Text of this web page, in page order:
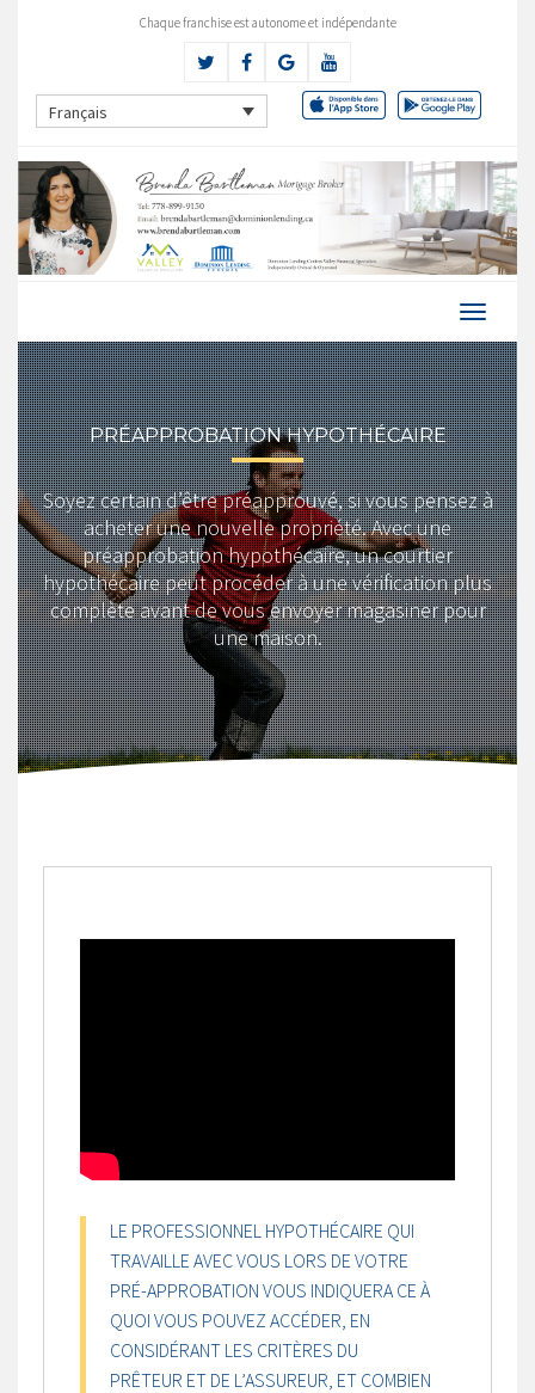
Chaque franchise est autonome et indépendante
Français
PRÉAPPROBATION HYPOTHÉCAIRE
Soyez certain d’être préapprouvé, si vous pensez à
acheter une nouvelle propriété. Avec une
préapprobation hypothécaire, un courtier
hypothécaire peut procéder à une vérification plus
complète avant de vous envoyer magasiner pour
une maison.
LE PROFESSIONNEL HYPOTHÉCAIRE QUI
TRAVAILLE AVEC VOUS LORS DE VOTRE
PRÉ-APPROBATION VOUS INDIQUERA CE À
QUOI VOUS POUVEZ ACCÉDER, EN
CONSIDÉRANT LES CRITÈRES DU
PRÊTEUR ET DE L’ASSUREUR, ET COMBIEN